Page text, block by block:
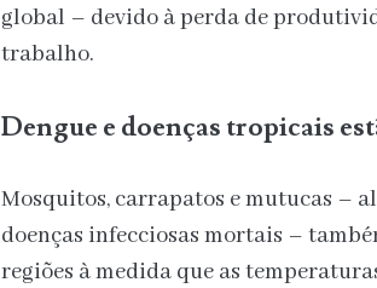
global – devido à perda de
trabalho.
Dengue e doenças tropicais
Mosquitos, carrapatos e mutucas –
doenças infecciosas mortais –
regiões à medida que as